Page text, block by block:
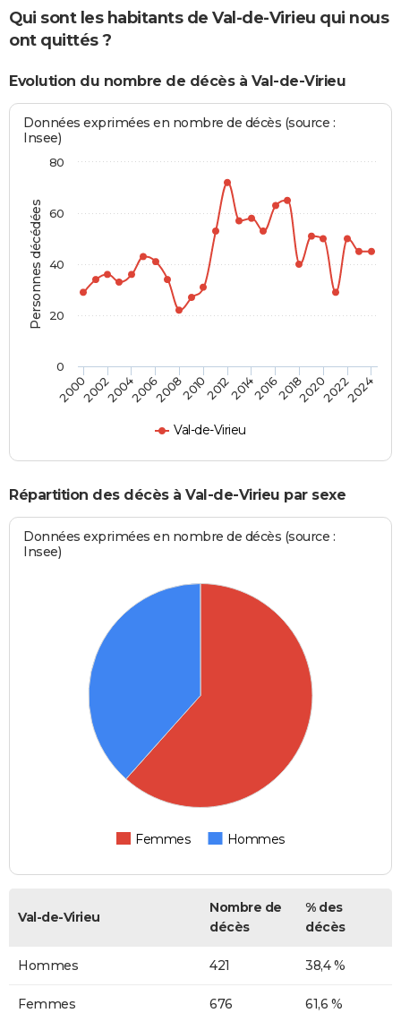
Qui sont les habitants de Val-de-Virieu qui nous
ont quittés ?
Evolution du nombre de décès à Val-de-Virieu
Personnes décédées
Données exprimées en nombre de décès (source :
Insee)
Val-de-Virieu
2000200220042006200820102012201420162018202020222024
0
20
40
60
80
Répartition des décès à Val-de-Virieu par sexe
Données exprimées en nombre de décès (source :
Insee)
Femmes Hommes
Val-de-Virieu
Nombre de
décès
% des
décès
Hommes 421 38,4 %
Femmes 676 61,6 %